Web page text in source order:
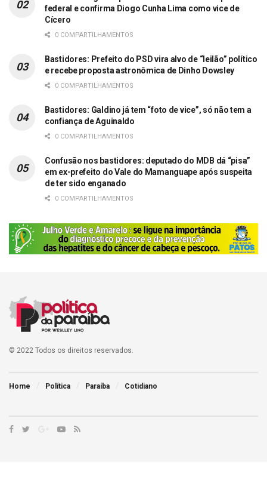
federal e confirma Diogo Cunha Lima como vice de
Cícero
0 COMPARTILHAMENTOS
Bastidores: Prefeito do PSD vira alvo de “leilão” político
e recebe proposta astronômica de Dinho Dowsley
0 COMPARTILHAMENTOS
Bastidores: Galdino já tem “foto de vice”, só não tem a
confiança de Aguinaldo
0 COMPARTILHAMENTOS
Confusão nos bastidores: deputado do MDB dá “pisa”
em ex-prefeito do Vale do Mamanguape após suspeita
de ter sido enganado
0 COMPARTILHAMENTOS
© 2022 Todos os direitos reservados.
Home Política Paraíba Cotidiano